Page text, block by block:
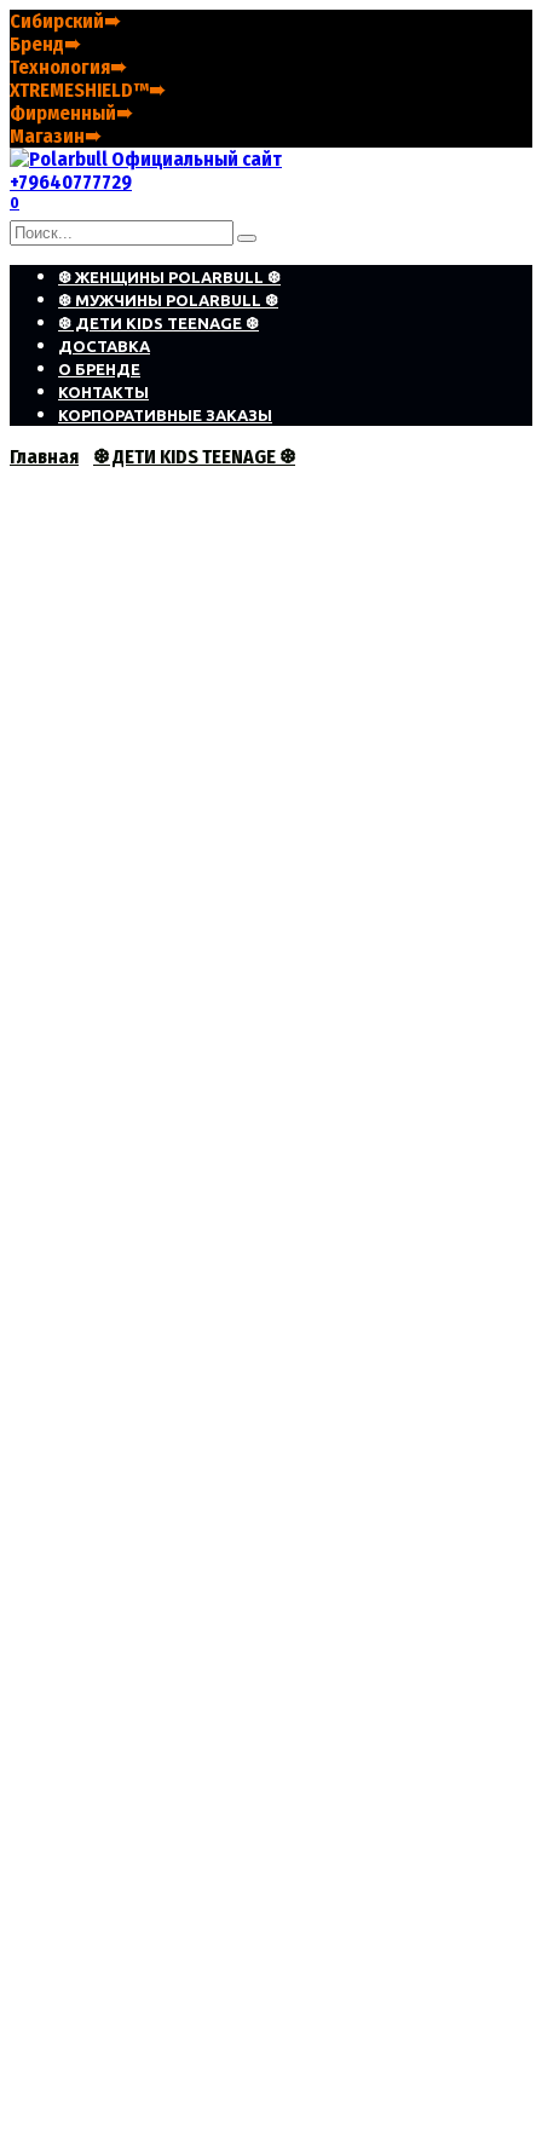
Перейти
к
содержанию
Сибирский➠
Бренд➠
Технология➠
XTREMESHIELD™➠
Фирменный➠
Магазин➠
+79640777729
0
Search
❆ ЖЕНЩИНЫ POLARBULL ❆
❆ МУЖЧИНЫ POLARBULL ❆
❆ ДЕТИ KIDS TEENAGE ❆
ДОСТАВКА
О БРЕНДЕ
КОНТАКТЫ
КОРПОРАТИВНЫЕ ЗАКАЗЫ
Главная ❆ ДЕТИ KIDS TEENAGE ❆